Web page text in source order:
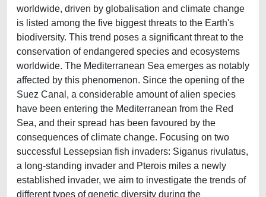
worldwide, driven by globalisation and climate change
is listed among the five biggest threats to the Earth's
biodiversity. This trend poses a significant threat to the
conservation of endangered species and ecosystems
worldwide. The Mediterranean Sea emerges as notably
affected by this phenomenon. Since the opening of the
Suez Canal, a considerable amount of alien species
have been entering the Mediterranean from the Red
Sea, and their spread has been favoured by the
consequences of climate change. Focusing on two
successful Lessepsian fish invaders: Siganus rivulatus,
a long-standing invader and Pterois miles a newly
established invader, we aim to investigate the trends of
different types of genetic diversity during the